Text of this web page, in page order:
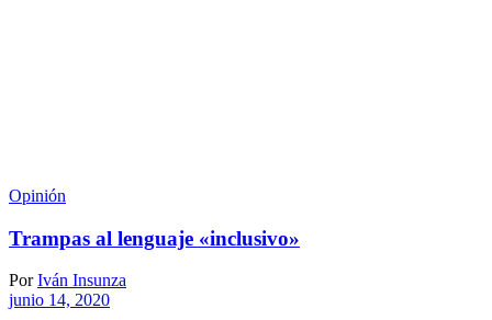
Opinión
Trampas al lenguaje «inclusivo»
PorIván Insunza
junio 14, 2020